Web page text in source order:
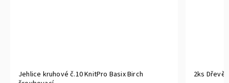
č.10 KnitPro Basix Birch
2ks Dřevěná ucha TABÁK